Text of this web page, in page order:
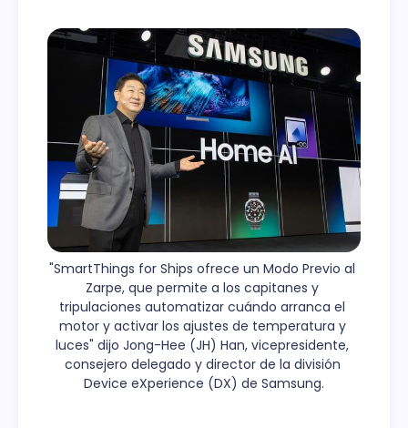
"SmartThings for Ships ofrece un Modo Previo al
Zarpe, que permite a los capitanes y
tripulaciones automatizar cuándo arranca el
motor y activar los ajustes de temperatura y
luces" dijo Jong-Hee (JH) Han, vicepresidente,
consejero delegado y director de la división
Device eXperience (DX) de Samsung.